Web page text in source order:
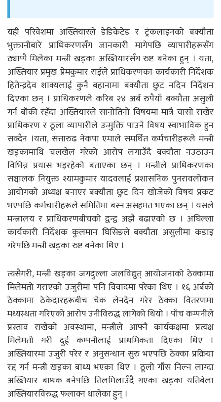
यही परिवेशमा अख्तियारले डेडिकेटेड र ट्रंकलाइनको बक्यौता
भुक्तानीबारे प्राधिकरणसँग जानकारी मागेपछि व्यापारीहरूसँग
ठ्याप्पै मिलेका मन्त्री खड्का अख्तियारसँग रुष्ट बनेका हुन् । यता,
अख्तियार प्रमुख प्रेमकुमार राईले प्राधिकरणका कार्यकारी निर्देशक
हितेन्द्रदेव शाक्यलाई कुनै बहानामा बक्यौता छुट नदिन निर्देशन
दिएका छन् । प्राधिकरणले करिब २४ अर्ब रुपैयाँ बक्यौता असुली
गर्न बाँकी रहँदा अख्तियारले सानोतिनो विषयमा मात्रै चासो राखेर
प्राधिकरण र ठूला व्यापारीले उन्मुक्ति पाउने विषय स्वाभाविक हुन
सक्दैन ।यता, सत्तारुढ नेकपा एमाले समर्थित कर्मचारीहरूले मन्त्री
खड्कामाथि चलखेल गरेको आरोप लगाउँदै बक्यौता नउठाउन
विभिन्न प्रयास भइरहेको बताएका छन् । मन्त्रीले प्राधिकरणका
सञ्चालक नियुक्त श्यामकुमार यादवलाई प्रशासनिक पुनरावलोकन
आयोगको अध्यक्ष बनाएर बक्यौता छुट दिन खोजेको विषय प्रकट
भएपछि कर्मचारीहरूले समितिमा बस्न असहमत भएका छन् । यसले
मन्त्रालय र प्राधिकरणबीचको द्वन्द्व अझै बढाएको छ । अघिल्ला
कार्यकारी निर्देशक कुलमान घिसिङले बक्यौता असुलीमा कडाइ
गरेपछि मन्त्री खड्का रुष्ट बनेका थिए ।
त्यसैगरी, मन्त्री खड्का जगदुल्ला जलविद्युत् आयोजनाको ठेक्कामा
मिलेमतो गराएको उजुरीमा पनि विवादमा परेका थिए । १६ अर्बको
ठेक्कामा ठेकेदारहरूबीच चेक लेनदेन गरेर ठेक्का वितरणमा
मध्यस्थता गरिएको आरोप उनीविरुद्ध लागेको थियो । पाँच कम्पनीले
प्रस्ताव राखेको अवस्थामा, मन्त्रीले आफ्नै कार्यकक्षमा प्रत्यक्ष
मिलेमतो गरी दुई कम्पनीलाई प्राथमिकता दिएका थिए ।
अख्तियारमा उजुरी परेर र अनुसन्धान सुरु भएपछि ठेक्का प्रक्रिया
रद्द गर्न मन्त्री खड्का बाध्य भएका थिए । ठूलो गाँस निल्न लाग्दा
अख्तियार बाधक बनेपछि तिलमिलाउँदै गएका खड्का यतिबेला
अख्तियारविरुद्ध फलाक्न थालेका हुन् ।